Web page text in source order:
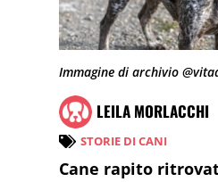
Immagine di archivio
LEILA MORLACCHI
STORIE DI CANI
Cane rapito